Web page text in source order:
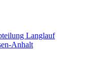
Langlauf
Anhalt